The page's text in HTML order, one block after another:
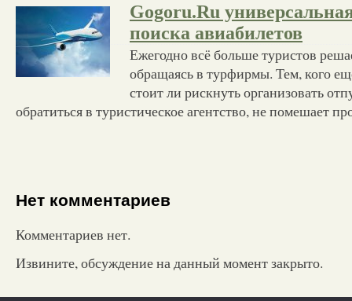
Gogoru.Ru
поиска авиабилетов
Ежегодно всё больше туристов
обращаясь в турфирмы. Тем, кого
стоит ли рискнуть организовать
обратиться в туристическое агентство, не помешает
Нет комментариев
Комментариев нет.
Извините, обсуждение на данный момент закрыто.